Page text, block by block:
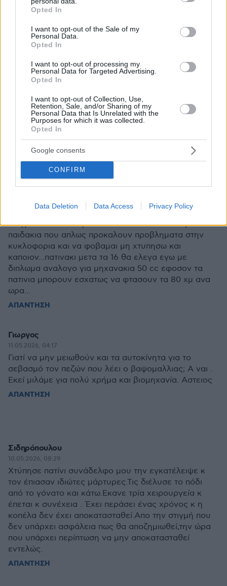
grant or deny consent to Google and its third-party tags to
use your data for below specified purposes in below Google
consent section.
Opted In
I want to opt-out of the Sale of my
Personal Data.
Opted In
I want to opt-out of processing my
Personal Data for Targeted Advertising.
Opted In
I want to opt-out of Collection, Use,
Retention, Sale, and/or Sharing of my
Personal Data that Is Unrelated with the
Purposes for which it was collected.
Opted In
Google consents
CONFIRM
Data Deletion Data Access Privacy Policy
σύγχρονες και ασφαλείς πόλεις, προτιμά να
μετακινηθεί μέσα σε αυτές.
ΑΠΑΝΤΗΣΗ
Καθάρισμα
Ας πετάξουν οι δήμοι τα παρατημένα ηλ πατίνια που
βρίσκονται παντού ως σκουπίδια. Μόνο έτσι, οι
ιδιοκτήτριες εταιρείες θα τρέξουν να κάνουν σωστά
την δουλειά τους.
ΑΠΑΝΤΗΣΗ
nikos κ
ισως απ τα ελαχιστα μετρα που εχει παρει το
στρουμφοσυνοθυλευμα και συμφωνω...βαρεθηκα να
οδηγω και να πεταγονται απο παντου πατινια με
παιδακια που απλως προκαλουν προβληματα στην
κυκλοφορια και να φοβαμαι μη χτυπησω και
καποιον...πατινακι μετα τα 16 θα ελεγα εγω με
διπλωμα αναλογο για μηχανακια 50 cc εφοσον τα
πατινια μπορουν εσχατως να φτασουν τα 80 χμ ανα
ωρα...
ΑΠΑΝΤΗΣΗ
Γιωργος
11.05.2026, 04:17
Γιατί να μην μειωθούν και τα αυτοκίνητα για το
σεβασμό τον πεζών που λέει ο βαψομαλλιας; Α ναι .
Εκεί μιλάμε για πολύ χρήμα και βιομηχανία. Αστειος
ΑΠΑΝΤΗΣΗ
Σιδηρόπουλου
10.05.2026, 08:29
Χτύπησε πατίνι συνάδελφο μου την εγκατέλειψε κ
τον έπιασαν ιδιώτες μάρτυρες.Τις διέλυσε το πόδι
από το γόνατο και κάτω.Εκανε τρία χειρουργεία κ
έπεται κ συνέχεια . Έχει περάσει ένας χρόνος κ η
κοπέλα δεν έχει αποκατασταθεί.Απο την στιγμή που
δεν υπάρχει ασφάλεια πως θα αποζημιωθεί,την ώρα
που υπάρχει περίπτωση να μην αποκατασταθεί
εντελώς.
ΑΠΑΝΤΗΣΗ